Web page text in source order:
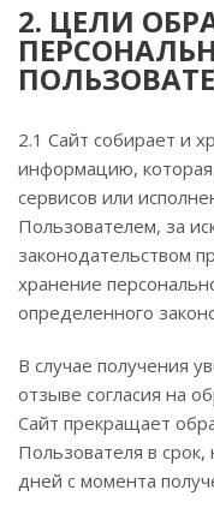
2. ЦЕЛИ
2.1 Сайт собирает и
информацию,
сервисов или
Пользователем, за
законодательством
хранение
определенного
В случае получения
отзыве согласия на
Сайт прекращает
Пользователя в
дней с момента